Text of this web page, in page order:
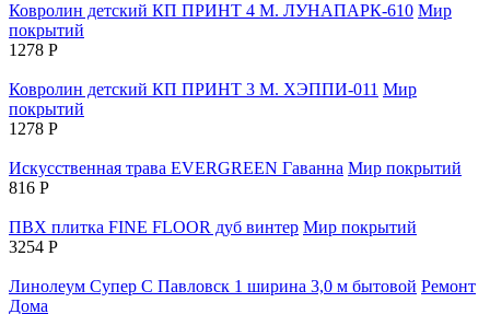
Ковролин детский КП ПРИНТ 4 М. ЛУНАПАРК-610 Мир
покрытий
1278 Р
Ковролин детский КП ПРИНТ 3 М. ХЭППИ-011 Мир
покрытий
1278 Р
Искусственная трава EVERGREEN Гаванна Мир покрытий
816 Р
ПВХ плитка FINE FLOOR дуб винтер Мир покрытий
3254 Р
Линолеум Супер С Павловск 1 ширина 3,0 м бытовой Ремонт
Дома